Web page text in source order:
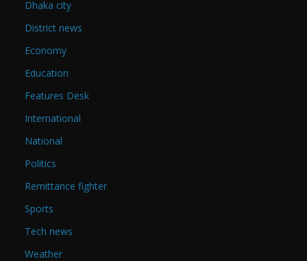
Dhaka city
District news
Economy
Education
Features Desk
International
National
Politics
Remittance fighter
Sports
Tech news
Weather